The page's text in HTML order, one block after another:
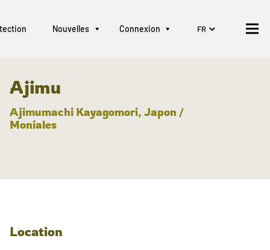
Nouvelles Connexion
Ajimu
Ajimumachi Kayagomori, Japon /
Moniales
Location